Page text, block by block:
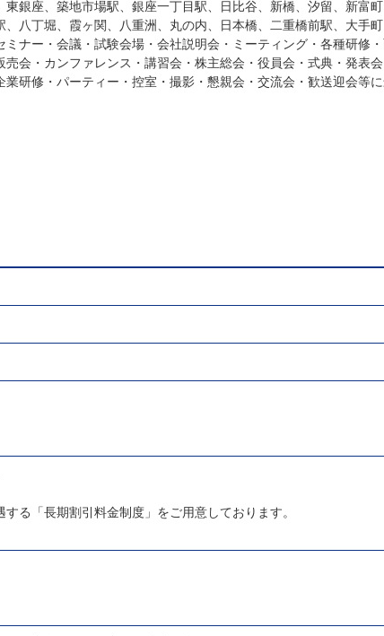
東銀座、築地市場駅、銀座一丁目駅、日比谷、新橋、汐留、新富
、八丁堀、霞ヶ関、八重洲、丸の内、日本橋、二重橋前駅、大手
ミナー・会議・試験会場・会社説明会・ミーティング・各種研修
売会・カンファレンス・講習会・株主総会・役員会・式典・発表
業研修・パーティー・控室・撮影・懇親会・交流会・歓送迎会等
る「長期割引料金制度」をご用意しております。